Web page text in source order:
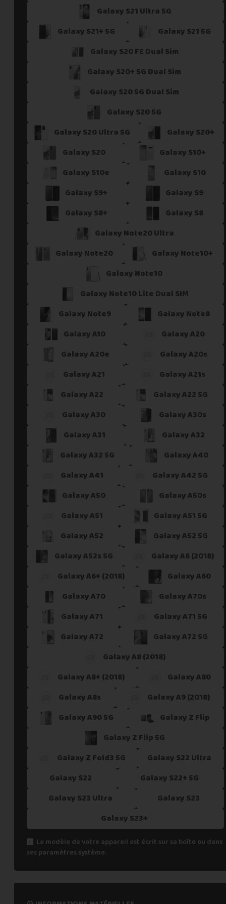
Si vous ne trouvez pas une offre correspondant aux
Vous pouvez éventuellement nous contacter.
Galaxy S21 Ultra 5G
Galaxy S21+ 5G
Galaxy S21 5G
Galaxy S20 FE Dual Sim
Galaxy S20+ 5G Dual Sim
Galaxy S20 5G Dual Sim
Galaxy S20 5G
Galaxy S20 Ultra 5G
Galaxy S20+
Galaxy S20
Galaxy S10+
Galaxy S10e
Galaxy S10
Galaxy S9+
Galaxy S9
Galaxy S8+
Galaxy S8
Galaxy Note20 Ultra
Galaxy Note20
Galaxy Note10+
Galaxy Note10
Galaxy Note10 Lite Dual SIM
Galaxy Note9
Galaxy Note8
Galaxy A10
Galaxy A20
Galaxy A20e
Galaxy A20s
Galaxy A21
Galaxy A21s
Galaxy A22
Galaxy A22 5G
Galaxy A30
Galaxy A30s
Galaxy A31
Galaxy A32
Galaxy A32 5G
Galaxy A40
Galaxy A41
Galaxy A42 5G
Galaxy A50
Galaxy A50s
Galaxy A51
Galaxy A51 5G
Galaxy A52
Galaxy A52 5G
Galaxy A52s 5G
Galaxy A6 (2018)
Galaxy A6+ (2018)
Galaxy A60
Galaxy A70
Galaxy A70s
Galaxy A71
Galaxy A71 5G
Galaxy A72
Galaxy A72 5G
Galaxy A8 (2018)
Galaxy A8+ (2018)
Galaxy A80
Galaxy A8s
Galaxy A9 (2018)
Galaxy A90 5G
Galaxy Z Flip
Galaxy Z Flip 5G
Galaxy Z Fold3 5G
Galaxy S22 Ultra
Galaxy S22
Galaxy S22+ 5G
Galaxy S23 Ultra
Galaxy S23
Galaxy S23+
Le modèle de votre appareil est écrit sur sa boîte ou dans
ses paramètres système.